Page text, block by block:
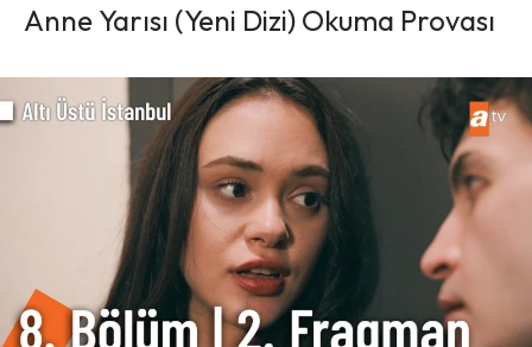
Anne Yarısı (Yeni Dizi) Okuma Provası